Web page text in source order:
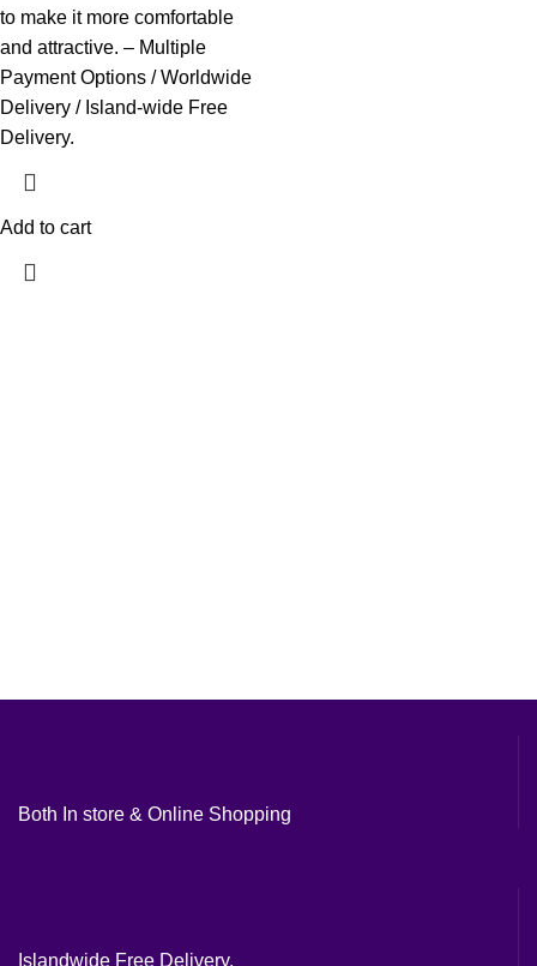
to make it more comfortable
and attractive. – Multiple
Payment Options / Worldwide
Delivery / Island-wide Free
Delivery.
Add to cart
Both In store & Online Shopping
Islandwide Free Delivery.